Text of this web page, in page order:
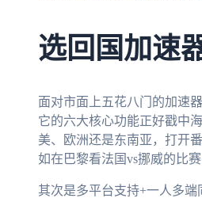
选回国加速
面对市面上五花八门的加速
它的六大核心功能正好戳中
美、欧洲还是东南亚，打开
如在巴黎看法国vs挪威的比
其次是多平台支持+一人多